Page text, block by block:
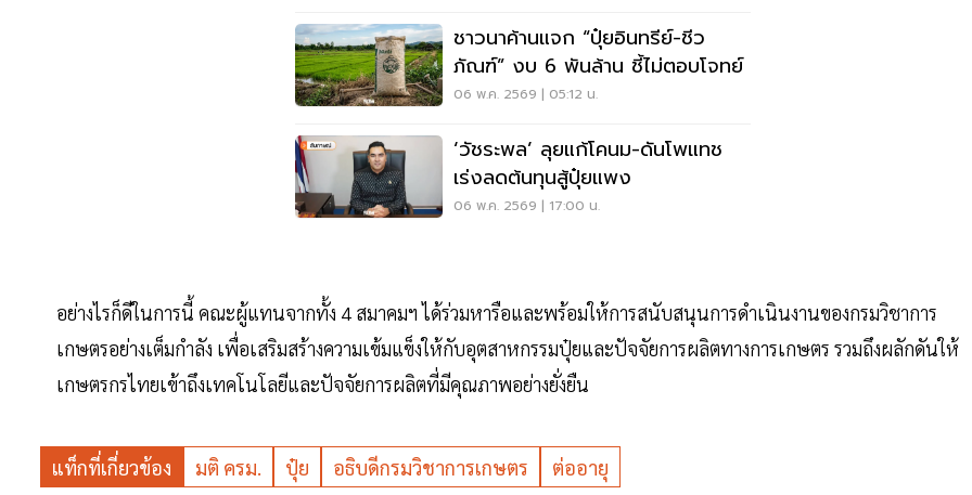
ชาวนาค้านแจก “ปุ๋ยอินทรีย์-ชีว
ภัณฑ์” งบ 6 พันล้าน ชี้ไม่ตอบโจทย์
06 พ.ค. 2569 | 05:12 น.
‘วัชระพล’ ลุยแก้โคนม-ดันโพแทช
เร่งลดต้นทุนสู้ปุ๋ยแพง
06 พ.ค. 2569 | 17:00 น.
อย่างไรก็ดีในการนี้ คณะผู้แทนจากทั้ง 4 สมาคมฯ ได้ร่วมหารือและพร้อมให้การสนับสนุนการดำเนินงานของกรมวิชาการ
เกษตรอย่างเต็มกำลัง เพื่อเสริมสร้างความเข้มแข็งให้กับอุตสาหกรรมปุ๋ยและปัจจัยการผลิตทางการเกษตร รวมถึงผลักดันให้
เกษตรกรไทยเข้าถึงเทคโนโลยีและปัจจัยการผลิตที่มีคุณภาพอย่างยั่งยืน
แท็กที่เกี่ยวข้อง มติ ครม. ปุ๋ย อธิบดีกรมวิชาการเกษตร ต่ออายุ